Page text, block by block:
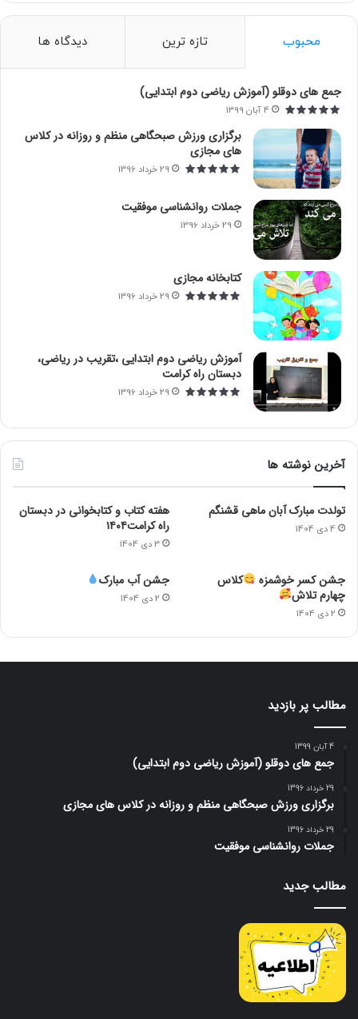
ج
محبوب تازه ترین دیدگاه ها
جمع های دوقلو (آموزش ریاضی دوم ابتدایی)
4 آبان 1399
برگزاری ورزش صبحگاهی منظم و روزانه در کلاس
های مجازی
29 خرداد 1396
جملات روانشناسی موفقیت
29 خرداد 1396
کتابخانه مجازی
29 خرداد 1396
آموزش ریاضی دوم ابتدایی ،تقریب در ریاضی،
دبستان راه کرامت
29 خرداد 1396
آخرین نوشته ها
تولدت مبارک آبان ماهی قشنگم
4 دی 1404
هفته کتاب و کتابخوانی در دبستان
راه کرامت۱۴۰۴
3 دی 1404
جشن کسر خوشمزه
کلاس
چهارم تلاش
2 دی 1404
جشن آب مبارک
2 دی 1404
مطالب پر بازدید
4 آبان 1399
جمع های دوقلو (آموزش ریاضی دوم ابتدایی)
29 خرداد 1396
برگزاری ورزش صبحگاهی منظم و روزانه در کلاس های مجازی
29 خرداد 1396
جملات روانشناسی موفقیت
مطالب جدید